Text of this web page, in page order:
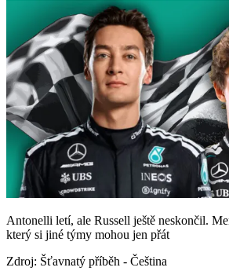
Antonelli letí, ale Russell ještě neskončil.
který si jiné týmy mohou jen přát
Zdroj: Šťavnatý příběh - Čeština